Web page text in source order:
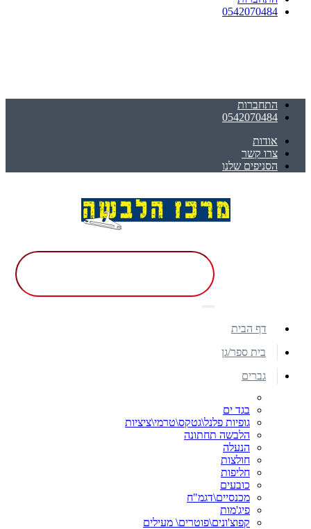
0542070484
התחברות
0542070484
אודות
צרו קשר
הסניפים שלנו
דף הבית
בית ספר/גן
גברים
בגד ים
גופיות פלנל\גטקס\טרמי\ציציות
הלבשה תחתונה
הנעלה
חולצות
חליפות
כובעים
מכנסיים\דגמ"ח
פיג'מות
קפוצ'ונים\פוטרים\ מעילים